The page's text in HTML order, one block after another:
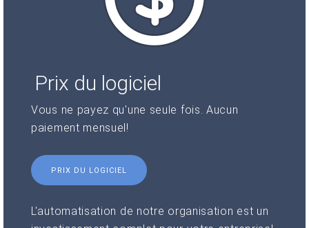
Prix du logiciel
Vous ne payez qu'une seule fois. Aucun
paiement mensuel!
PRIX DU LOGICIEL
L'automatisation de notre organisation est un